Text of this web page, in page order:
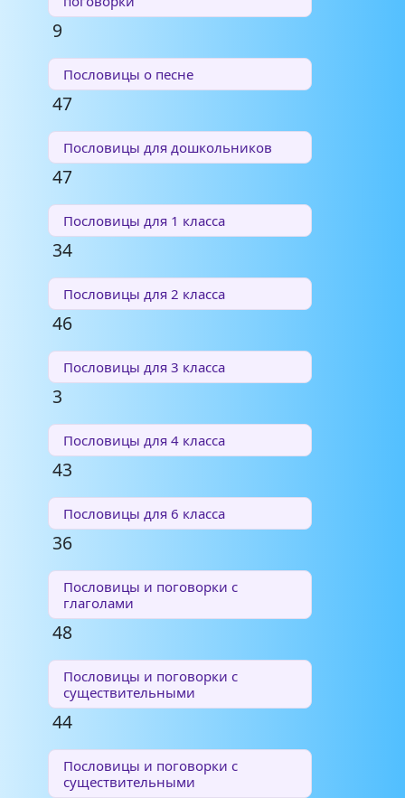
9
Пословицы о песне
47
Пословицы для дошкольников
47
Пословицы для 1 класса
34
Пословицы для 2 класса
46
Пословицы для 3 класса
3
Пословицы для 4 класса
43
Пословицы для 6 класса
36
Пословицы и поговорки с
глаголами
48
Пословицы и поговорки с
существительными
44
Пословицы и поговорки с
существительными